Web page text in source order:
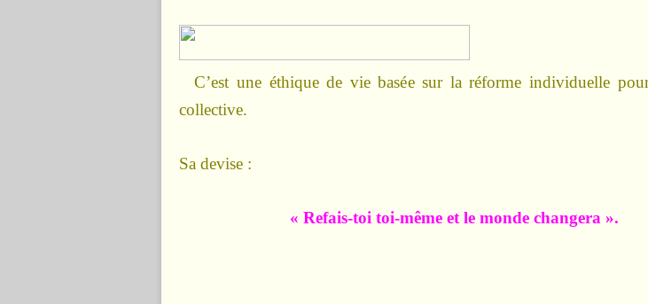
C’est une éthique de vie basée sur la réforme individuelle
collective.
Sa devise :
« Refais-toi toi-même et le monde changera ».